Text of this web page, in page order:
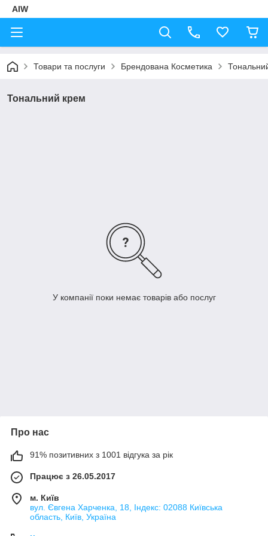
AIW
Товари та послуги Брендована Косметика
Тональний крем
У компанії поки немає товарів або послуг
Про нас
91% позитивних з 1001 відгука за рік
Працює з 26.05.2017
м. Київ
вул. Євгена Харченка, 18, Індекс: 02088 Київська
область, Київ, Україна